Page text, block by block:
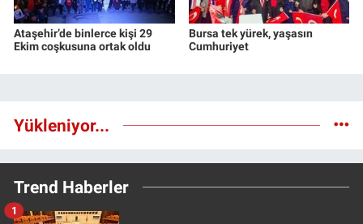
Ataşehir’de binlerce kişi 29
Ekim coşkusuna ortak oldu
Bursa tek yürek, yaşasın
Cumhuriyet
Yükleniyor...
Trend Haberler
1